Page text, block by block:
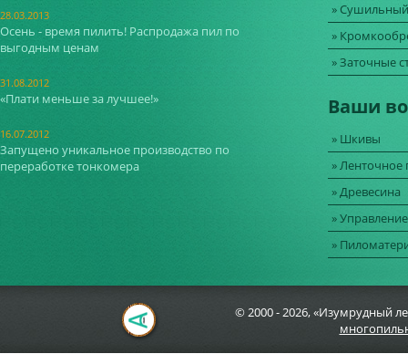
28.03.2013
Осень - время пилить! Распродажа пил по
выгодным ценам
31.08.2012
«Плати меньше за лучшее!»
16.07.2012
Запущено уникальное производство по
переработке тонкомера
»
»
» Заточные
Ваши
» Шкивы
» Ленточное
» Древесина
»
»
© 2000 - 2026, «Изумрудный